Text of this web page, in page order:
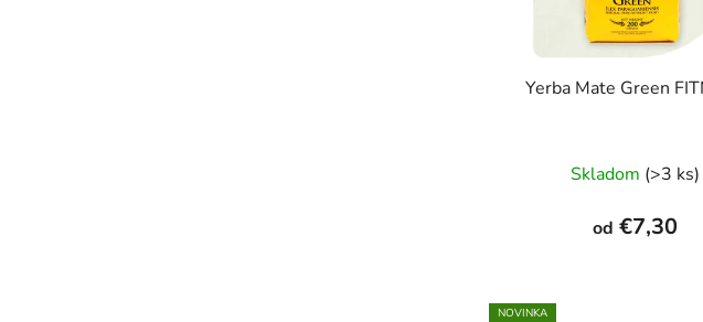
Yerba Mate Green
produktu
je
Skladom (>3 ks)
od €7,30
NOVINKA